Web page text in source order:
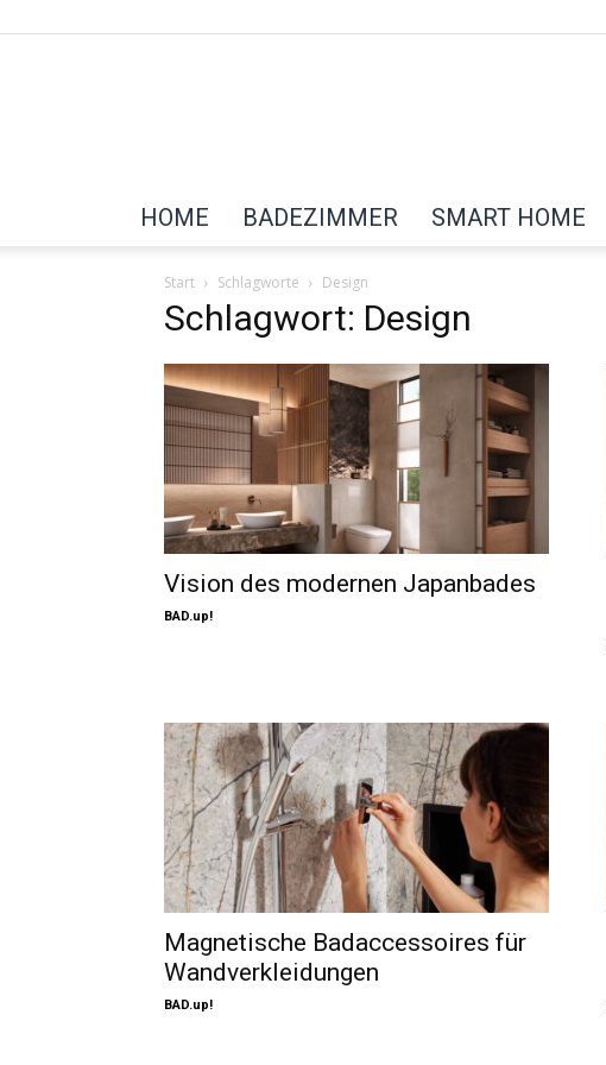
HOME BADEZIMMER SMART HOME
Start Schlagworte Design
Schlagwort: Design
Vision des modernen Japanbades
BAD.up!
Magnetische Badaccessoires für
Wandverkleidungen
BAD.up!